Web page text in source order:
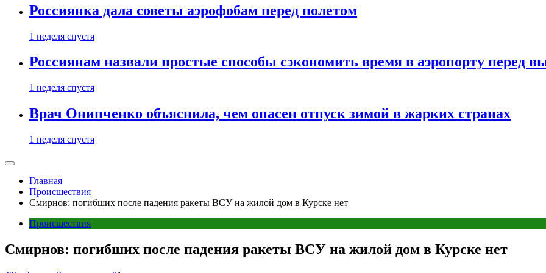
Россиянка дала советы аэрофобам перед полетом
1 неделя спустя
Россиянам назвали простые способы сэкономить время в аэропорту перед
1 неделя спустя
Врач Онипченко объяснила, чем опасен отпуск зимой в жарких странах
1 неделя спустя
Главная
Происшествия
Смирнов: погибших после падения ракеты ВСУ на жилой дом в Курске нет
Происшествия
Смирнов: погибших после падения ракеты ВСУ на жилой дом в Курске нет